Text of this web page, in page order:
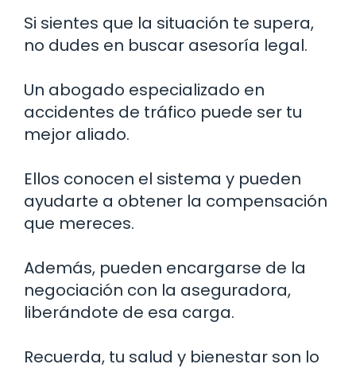
Si sientes que la situación te supera,
no dudes en buscar asesoría legal.
Un abogado especializado en
accidentes de tráfico puede ser tu
mejor aliado.
Ellos conocen el sistema y pueden
ayudarte a obtener la compensación
que mereces.
Además, pueden encargarse de la
negociación con la aseguradora,
liberándote de esa carga.
Recuerda, tu salud y bienestar son lo